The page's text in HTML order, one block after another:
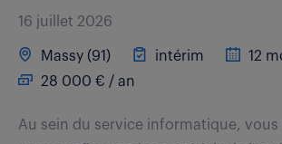
16 juillet 2026
Massy (91) intérim
12
28 000 € / an
Au sein du service informatique, vous